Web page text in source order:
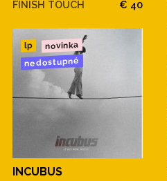
FINISH TOUCH € 40
lp novinka
nedostupné
INCUBUS